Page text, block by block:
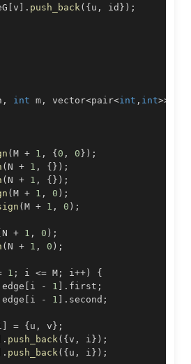
[v ] . push_back ( {u , id } ) ;
, int m , vector<pair<int , int>>
(M + 1 , {0 , 0} ) ;
( N + 1 , {} ) ;
( N + 1 , {} ) ;
(M + 1 , 0 ) ;
(M + 1 , 0 ) ;
N + 1 , 0 ) ;
( N + 1 , 0 ) ;
1 ; i <= M ; i ++)
{
edge [ i - 1 ] . first ;
edge [ i - 1 ] . second ;
] = {u , v} ;
. push_back ( {v , i } ) ;
. push_back ( {u , i } ) ;